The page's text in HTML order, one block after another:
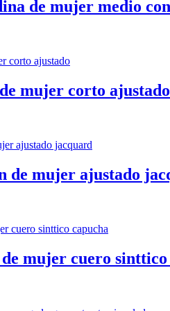
de mujer medio
mujer corto ajustado
de mujer ajustado
mujer cuero sinttico